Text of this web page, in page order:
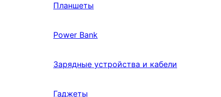
Планшеты
Power Bank
Зарядные устройства и кабели
Гаджеты